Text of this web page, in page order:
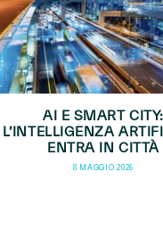
AI E SMART CITY:
L’INTELLIGENZA
ENTRA IN CITTÀ
8 MAGGIO 2026